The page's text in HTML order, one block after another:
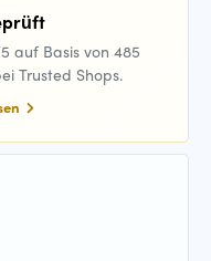
auf Basis von 485
Trusted Shops.